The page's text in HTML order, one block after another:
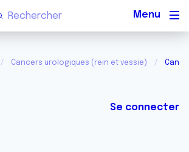
Cancers urologiques (rein et vessie)
Se connecter